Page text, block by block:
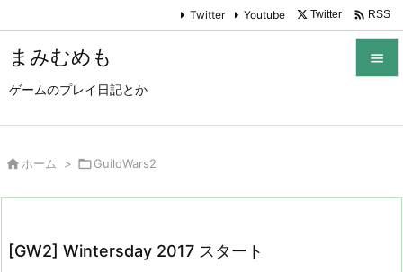
まみむめも
ゲームのプレイ日記とか

Twitter Youtube Twitter  RSS
 ホーム > GuildWars2
[GW2] Wintersday 2017 スタート